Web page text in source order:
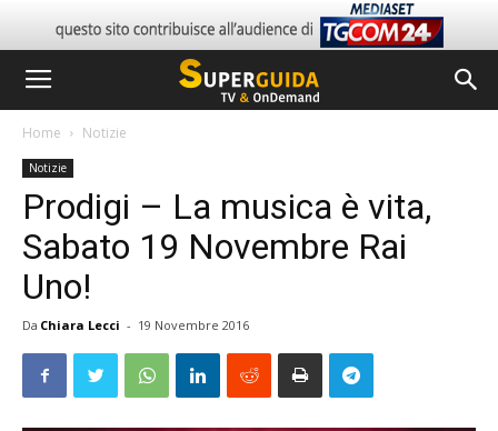
Home Notizie
Notizie
Prodigi – La musica è vita,
Sabato 19 Novembre Rai
Uno!
Da Chiara Lecci - 19 Novembre 2016